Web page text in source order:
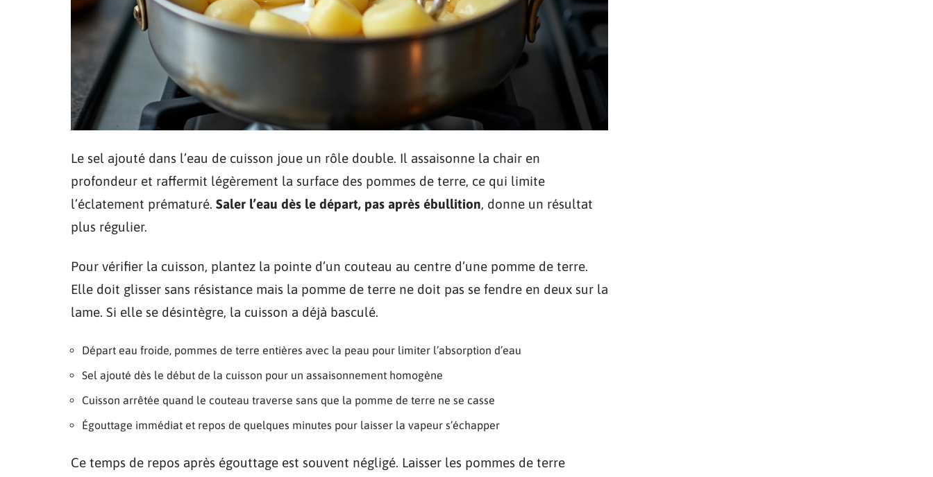
Le sel ajouté dans l’eau de cuisson joue un rôle double. Il assaisonne la chair en
profondeur et raffermit légèrement la surface des pommes de terre, ce qui limite
l’éclatement prématuré. Saler l’eau dès le départ, pas après ébullition, donne un résultat
plus régulier.
Pour vérifier la cuisson, plantez la pointe d’un couteau au centre d’une pomme de terre.
Elle doit glisser sans résistance mais la pomme de terre ne doit pas se fendre en deux sur la
lame. Si elle se désintègre, la cuisson a déjà basculé.
Départ eau froide, pommes de terre entières avec la peau pour limiter l’absorption d’eau
Sel ajouté dès le début de la cuisson pour un assaisonnement homogène
Cuisson arrêtée quand le couteau traverse sans que la pomme de terre ne se casse
Égouttage immédiat et repos de quelques minutes pour laisser la vapeur s’échapper
Ce temps de repos après égouttage est souvent négligé. Laisser les pommes de terre